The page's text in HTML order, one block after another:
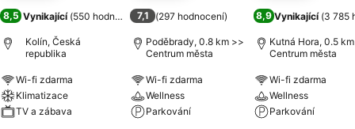
8,5 Vynikající (550 hodnocení)
Kolín, Česká
republika
Wi-fi zdarma
Klimatizace
TV a zábava
7,1 (297 hodnocení)
Poděbrady, 0.8 km >>
Centrum města
Wi-fi zdarma
Wellness
Parkování
8,9 Vynikající (3 785
Kutná Hora, 0.5
Centrum města
Wi-fi zdarma
Wellness
Parkování